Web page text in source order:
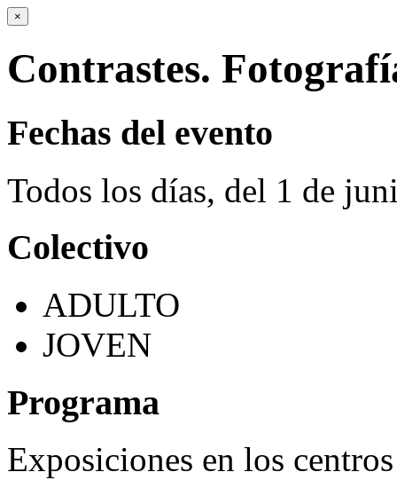
×
Contrastes.
Fechas del evento
Todos los días, del 1 de
Colectivo
ADULTO
JOVEN
Programa
Exposiciones en los